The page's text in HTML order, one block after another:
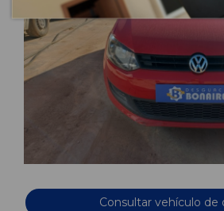
Consultar vehículo de